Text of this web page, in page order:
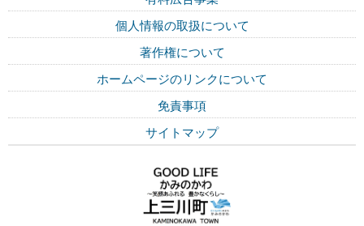
個人情報の取扱について
著作権について
ホームページのリンクについて
免責事項
サイトマップ